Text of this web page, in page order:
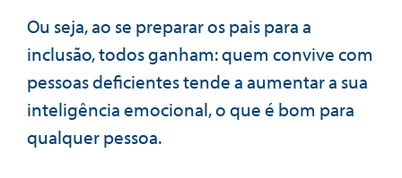
Ou seja, ao se preparar os pais para a
inclusão, todos ganham: quem convive com
pessoas deficientes tende a aumentar a sua
inteligência emocional, o que é bom para
qualquer pessoa.